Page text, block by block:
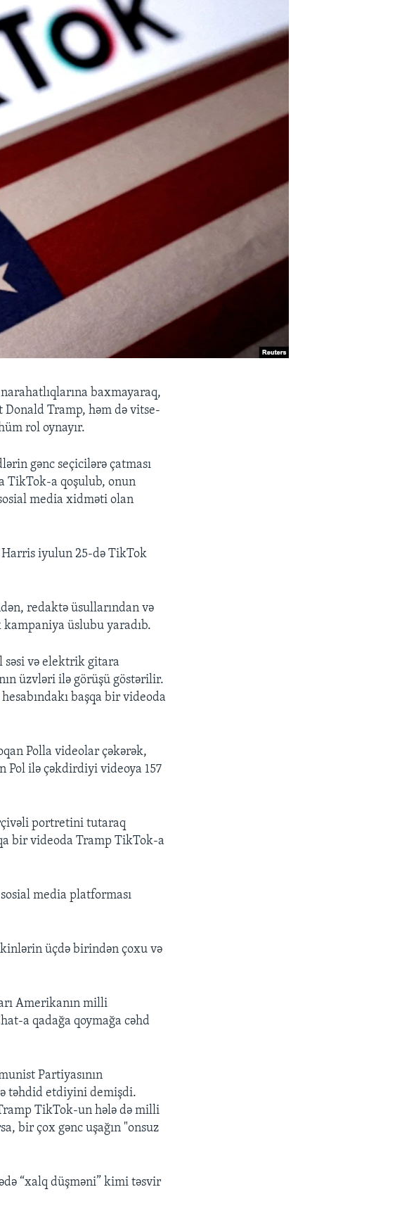
baxmayaraq,
Donald Tramp, həm də vitse-
rol oynayır.
gənc seçicilərə çatması
TikTok-a qoşulub, onun
media xidməti olan
Harris iyulun 25-də TikTok
redaktə üsullarından və
üslubu yaradıb.
səsi və elektrik gitara
üzvləri ilə görüşü göstərilir.
başqa bir videoda
Polla videolar çəkərək,
Pol ilə çəkdirdiyi videoya 157
portretini tutaraq
bir videoda Tramp TikTok-a
media platforması
üçdə birindən çoxu və
Amerikanın milli
a qadağa qoymağa cəhd
Partiyasının
təhdid etdiyini demişdi.
TikTok-un hələ də milli
bir çox gənc uşağın "onsuz
“xalq düşməni” kimi təsvir